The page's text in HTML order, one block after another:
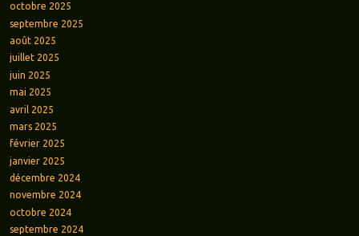
octobre 2025
septembre 2025
août 2025
juillet 2025
juin 2025
mai 2025
avril 2025
mars 2025
février 2025
janvier 2025
décembre 2024
novembre 2024
octobre 2024
septembre 2024